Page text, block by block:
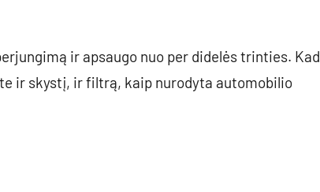
ir apsaugo nuo per didelės trinties. Kad
ir skystį, ir filtrą, kaip nurodyta automobilio